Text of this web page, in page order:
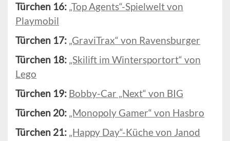
Türchen 16: „Top Agents“-Spielwelt von
Playmobil
Türchen 17: „GraviTrax“ von Ravensburger
Türchen 18: „Skilift im Wintersportort“ von
Lego
Türchen 19: Bobby-Car „Next“ von BIG
Türchen 20: „Monopoly Gamer“ von Hasbro
Türchen 21: „Happy Day“-Küche von Janod